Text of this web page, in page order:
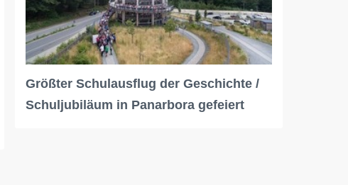
Größter Schulausflug der Geschichte /
Schuljubiläum in Panarbora gefeiert